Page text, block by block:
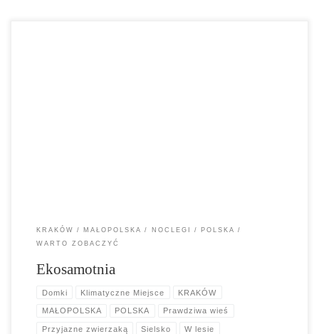
KRAKÓW MAŁOPOLSKA NOCLEGI
POLSKA
WARTO ZOBACZYĆ
Ekosamotnia
Domki Klimatyczne Miejsce KRAKÓW
MAŁOPOLSKA POLSKA Prawdziwa wieś
Przyjazne zwierzaką Sielsko W lesie